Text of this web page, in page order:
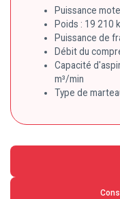
Puissance
Poids : 19 210
Puissance de
Débit du
Capacité
m³/min
Type de